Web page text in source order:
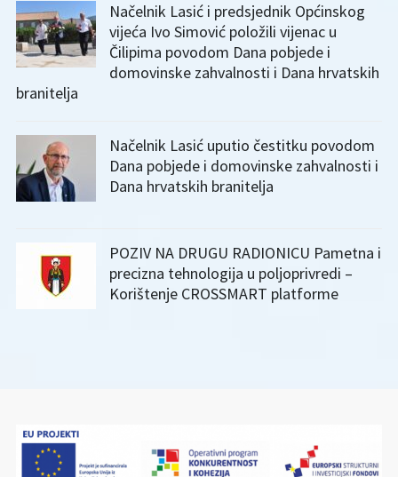
Načelnik Lasić i predsjednik Općinskog
vijeća Ivo Simović položili vijenac u
Čilipima povodom Dana pobjede i
domovinske zahvalnosti i Dana hrvatskih
branitelja
Načelnik Lasić uputio čestitku povodom
Dana pobjede i domovinske zahvalnosti i
Dana hrvatskih branitelja
POZIV NA DRUGU RADIONICU Pametna i
precizna tehnologija u poljoprivredi –
Korištenje CROSSMART platforme